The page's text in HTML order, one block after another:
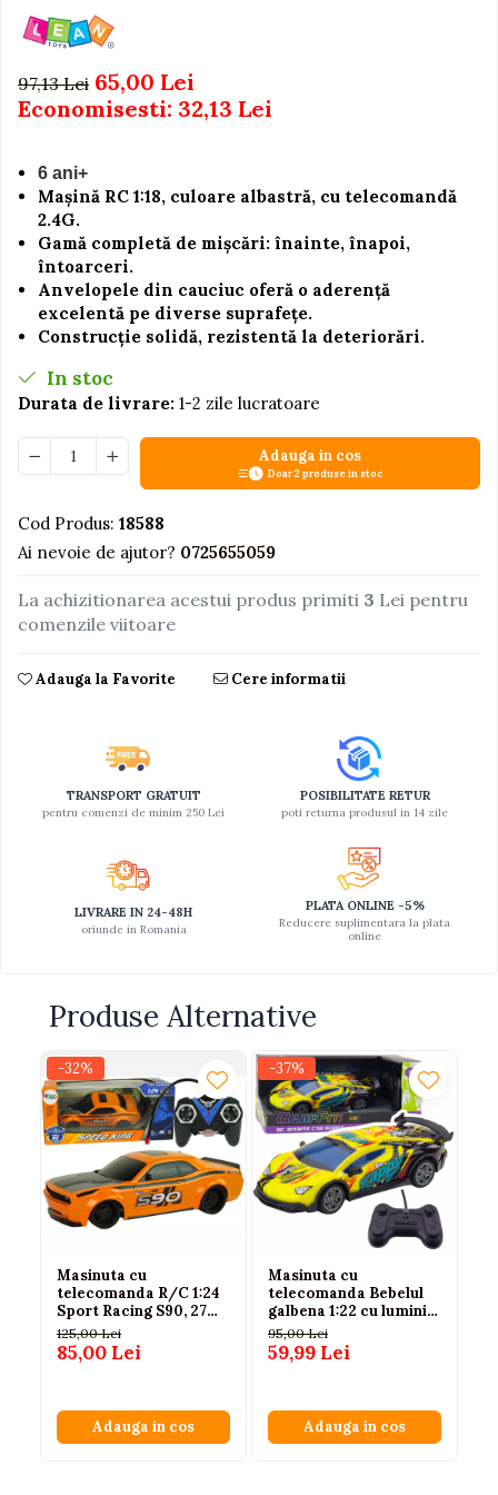
Jucarii de baie
Caluti balansoar
Figurine
Ateliere si unelte
Blocuri de constructie
Covorase de dans
Creative
Electrocasnice si bucatarii
Jocuri de indemanare
Jucarii educative din lemn
Motociclete
Muzica si instrumente
Pistoale
Plastilina
Set Avioane si submarine
Seturi de doctor
Trenuri cu sine
Ingrijire cosmetica mamici
Perioada Sarcinii
Pompe de san
97,13 Lei 65,00 Lei
Economisesti: 32,13 Lei
6 ani+
Mașină RC 1:18, culoare albastră, cu telecomandă
2.4G.
Gamă completă de mișcări: înainte, înapoi,
întoarceri.
Anvelopele din cauciuc oferă o aderență
excelentă pe diverse suprafețe.
Construcție solidă, rezistentă la deteriorări.
In stoc
Durata de livrare: 1-2 zile lucratoare
Adauga in cos
Doar 2 produse in stoc
Cod Produs: 18588
Ai nevoie de ajutor? 0725655059
La achizitionarea acestui produs primiti 3 Lei pentru
comenzile viitoare
Adauga la Favorite Cere informatii
TRANSPORT GRATUIT
pentru comenzi de minim 250 Lei
POSIBILITATE RETUR
poti returna produsul in 14 zile
LIVRARE IN 24-48H
oriunde in Romania
PLATA ONLINE -5%
Reducere suplimentara la plata
online
Produse Alternative
-32%
Masinuta cu
telecomanda R/C 1:24
Sport Racing S90, 27
MHz, Portocalie, 6+ ani
125,00 Lei
85,00 Lei
Adauga in cos
-37%
Masinuta cu
telecomanda Bebelul
galbena 1:22 cu lumini
LED 6 ani+
95,00 Lei
59,99 Lei
Adauga in cos